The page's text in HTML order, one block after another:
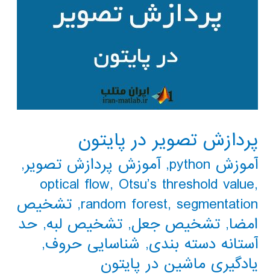
پردازش تصویر در پایتون
آموزش python ,آموزش پردازش تصویر,
optical flow, Otsu’s threshold value,
random forest, segmentation
, تشخیص
امضا, تشخیص جعل, تشخیص لبه, حد
آستانه دسته بندی, شناسایی حروف,
یادگیری ماشین در پایتون